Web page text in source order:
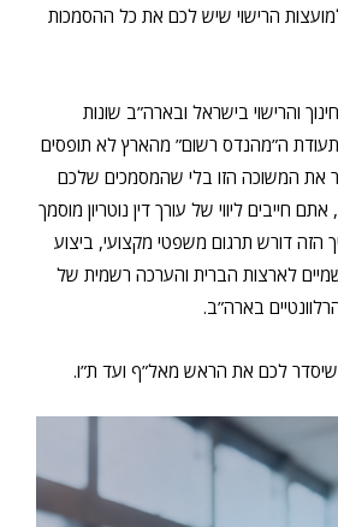
הרישוי שיש לכם את כל ההסמכות
והרישוי בישראל ובארה”ב שונות
ה”מהנדס רשום” מהארץ לא תופסים
את המשוכה הזו בלי שהמסמכים שלכם
חייבים ליווי של עורך דין נוטריון מוסמך
דורש תרגום משפטי מקצועי, ביצוע
לארצות הברית והערכה רשמית של
בארה”ב.
שיסדר לכם את הראש מאל”ף ועד ת”ו.